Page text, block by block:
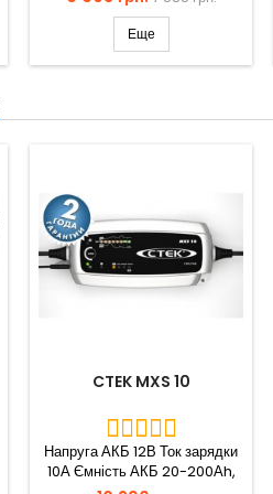
Еще
CTEK MXS 10
Напруга АКБ 12В Ток зарядки
10А Ємність АКБ 20-200Аh,